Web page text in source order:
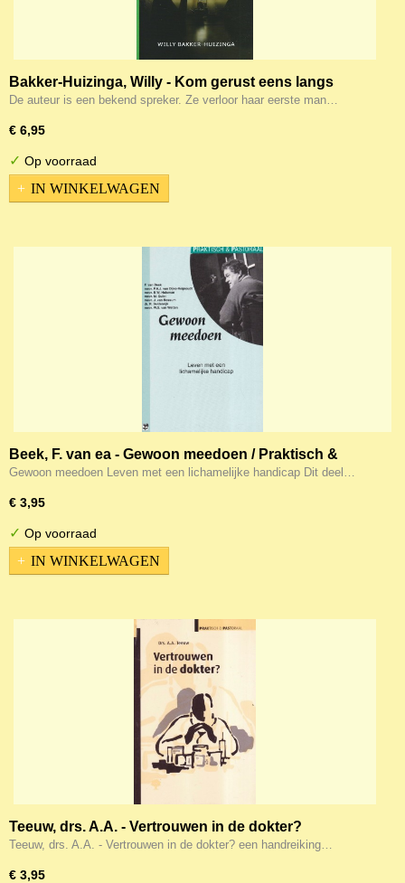
Bakker-Huizinga, Willy - Kom gerust eens langs
De auteur is een bekend spreker. Ze verloor haar eerste man…
€ 6,95
✓ Op voorraad
IN WINKELWAGEN
Beek, F. van ea - Gewoon meedoen / Praktisch &
pastoraal - Leven met een lichamelijke handicap
Gewoon meedoen Leven met een lichamelijke handicap Dit deel…
€ 3,95
✓ Op voorraad
IN WINKELWAGEN
Teeuw, drs. A.A. - Vertrouwen in de dokter?
Teeuw, drs. A.A. - Vertrouwen in de dokter? een handreiking…
€ 3,95